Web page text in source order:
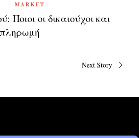
MARKET
Ποιοι οι δικαιούχοι και
Next Story